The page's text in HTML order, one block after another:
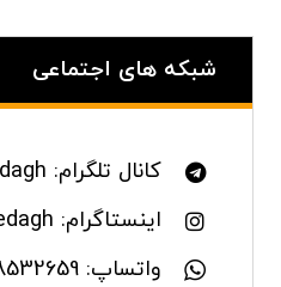
شبکه های اجتماعی
کانال تلگرام: asal_gharedagh
اینستاگرام: asal_gharedagh
واتساپ: 09358532659